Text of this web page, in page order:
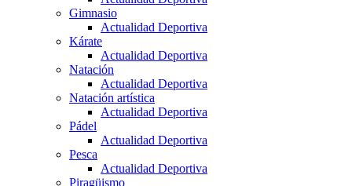
Gimnasio
Actualidad Deportiva
Kárate
Actualidad Deportiva
Natación
Actualidad Deportiva
Natación artística
Actualidad Deportiva
Pádel
Actualidad Deportiva
Pesca
Actualidad Deportiva
Piragüismo